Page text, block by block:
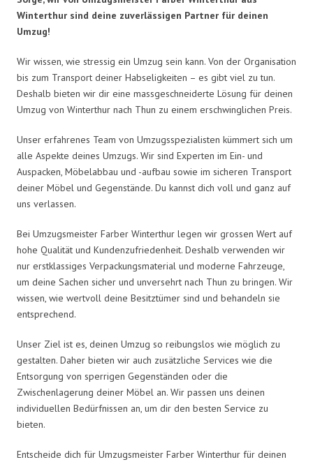
Winterthur sind deine zuverlässigen Partner für deinen
Umzug!
Wir wissen, wie stressig ein Umzug sein kann. Von der Organisation
bis zum Transport deiner Habseligkeiten – es gibt viel zu tun.
Deshalb bieten wir dir eine massgeschneiderte Lösung für deinen
Umzug von Winterthur nach Thun zu einem erschwinglichen Preis.
Unser erfahrenes Team von Umzugsspezialisten kümmert sich um
alle Aspekte deines Umzugs. Wir sind Experten im Ein- und
Auspacken, Möbelabbau und -aufbau sowie im sicheren Transport
deiner Möbel und Gegenstände. Du kannst dich voll und ganz auf
uns verlassen.
Bei Umzugsmeister Farber Winterthur legen wir grossen Wert auf
hohe Qualität und Kundenzufriedenheit. Deshalb verwenden wir
nur erstklassiges Verpackungsmaterial und moderne Fahrzeuge,
um deine Sachen sicher und unversehrt nach Thun zu bringen. Wir
wissen, wie wertvoll deine Besitztümer sind und behandeln sie
entsprechend.
Unser Ziel ist es, deinen Umzug so reibungslos wie möglich zu
gestalten. Daher bieten wir auch zusätzliche Services wie die
Entsorgung von sperrigen Gegenständen oder die
Zwischenlagerung deiner Möbel an. Wir passen uns deinen
individuellen Bedürfnissen an, um dir den besten Service zu
bieten.
Entscheide dich für Umzugsmeister Farber Winterthur für deinen